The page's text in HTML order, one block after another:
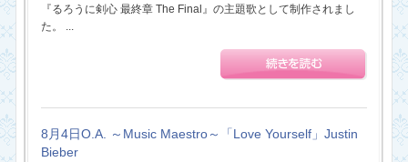
『るろうに剣心 最終章 The Final』の主題歌として制作されまし
た。 ...
8月4日O.A. ～Music Maestro～「Love Yourself」Justin
Bieber